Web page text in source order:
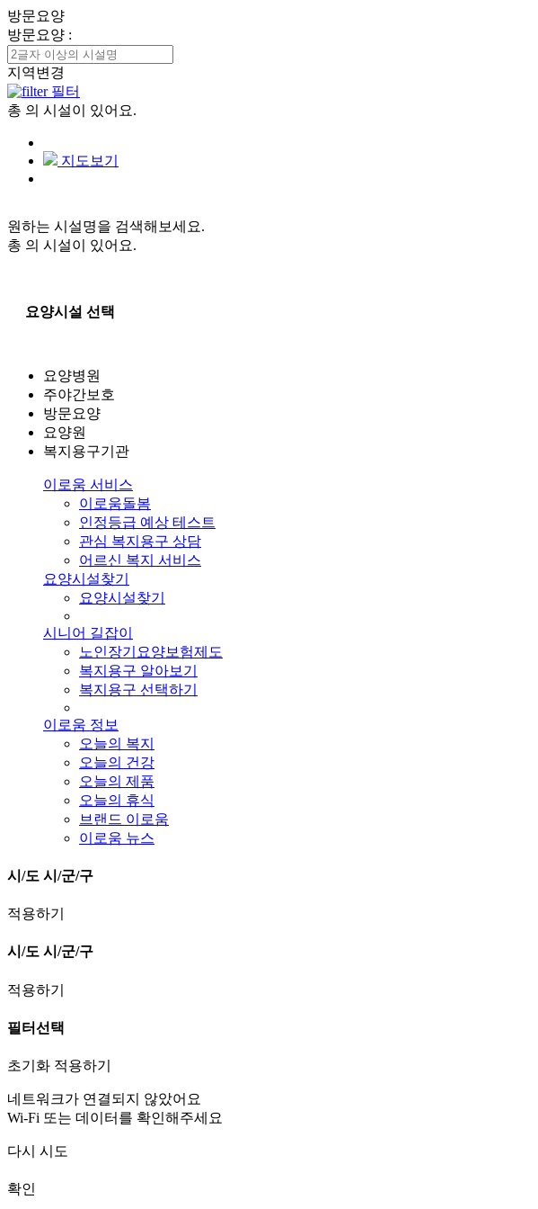
방문요양
방문요양 :
지역변경
필터
총 의 시설이 있어요.
지도보기
원하는 시설명을 검색해보세요.
총 의 시설이 있어요.
요양시설 선택
요양병원
주야간보호
방문요양
요양원
복지용구기관
이로움 서비스
이로움돌봄
인정등급 예상 테스트
관심 복지용구 상담
어르신 복지 서비스
요양시설찾기
요양시설찾기
시니어 길잡이
노인장기요양보험제도
복지용구 알아보기
복지용구 선택하기
이로움 정보
오늘의 복지
오늘의 건강
오늘의 제품
오늘의 휴식
브랜드 이로움
이로움 뉴스
시/도 시/군/구
적용하기
시/도 시/군/구
적용하기
필터선택
초기화 적용하기
네트워크가 연결되지 않았어요
Wi-Fi 또는 데이터를 확인해주세요
다시 시도
확인